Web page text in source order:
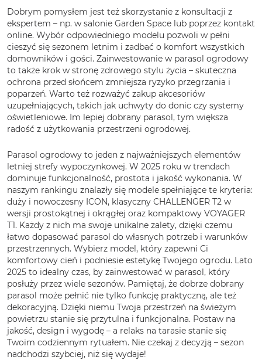
Dobrym pomysłem jest też skorzystanie z konsultacji z
ekspertem – np. w salonie Garden Space lub poprzez kontakt
online. Wybór odpowiedniego modelu pozwoli w pełni
cieszyć się sezonem letnim i zadbać o komfort wszystkich
domowników i gości. Zainwestowanie w parasol ogrodowy
to także krok w stronę zdrowego stylu życia – skuteczna
ochrona przed słońcem zmniejsza ryzyko przegrzania i
poparzeń. Warto też rozważyć zakup akcesoriów
uzupełniających, takich jak uchwyty do donic czy systemy
oświetleniowe. Im lepiej dobrany parasol, tym większa
radość z użytkowania przestrzeni ogrodowej.
Parasol ogrodowy to jeden z najważniejszych elementów
letniej strefy wypoczynkowej. W 2025 roku w trendach
dominuje funkcjonalność, prostota i jakość wykonania. W
naszym rankingu znalazły się modele spełniające te kryteria:
duży i nowoczesny ICON, klasyczny CHALLENGER T2 w
wersji prostokątnej i okrągłej oraz kompaktowy VOYAGER
T1. Każdy z nich ma swoje unikalne zalety, dzięki czemu
łatwo dopasować parasol do własnych potrzeb i warunków
przestrzennych. Wybierz model, który zapewni Ci
komfortowy cień i podniesie estetykę Twojego ogrodu. Lato
2025 to idealny czas, by zainwestować w parasol, który
posłuży przez wiele sezonów. Pamiętaj, że dobrze dobrany
parasol może pełnić nie tylko funkcję praktyczną, ale też
dekoracyjną. Dzięki niemu Twoja przestrzeń na świeżym
powietrzu stanie się przytulna i funkcjonalna. Postaw na
jakość, design i wygodę – a relaks na tarasie stanie się
Twoim codziennym rytuałem. Nie czekaj z decyzją – sezon
nadchodzi szybciej, niż się wydaje!